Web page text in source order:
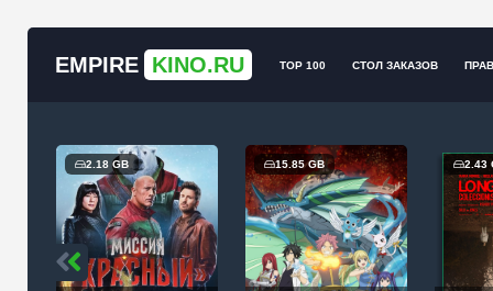
EMPIRE KINO.RU TOP 100 СТОЛ ЗАКАЗОВ
2.18 GB 15.85 GB 2.43